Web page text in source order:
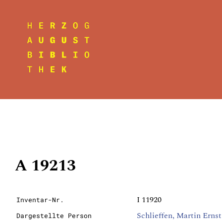
A 19213
Inventar-Nr. I 11920
Dargestellte Person Schlieffen, Martin